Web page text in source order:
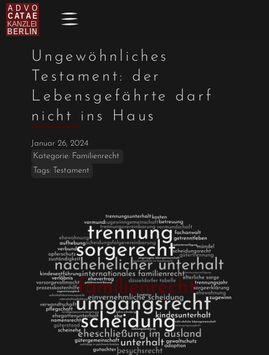
Ungewöhnliches
Testament: der
Lebensgefährte darf
nicht ins Haus
Januar 26, 2024
Kategorie: Familienrecht
Tags: Testament